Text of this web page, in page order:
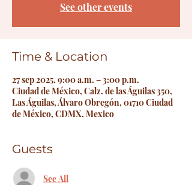
See other events
Time & Location
27 sep 2025, 9:00 a.m. – 3:00 p.m.
Ciudad de México, Calz. de las Águilas 350,
Las Águilas, Álvaro Obregón, 01710 Ciudad
de México, CDMX, Mexico
Guests
See All